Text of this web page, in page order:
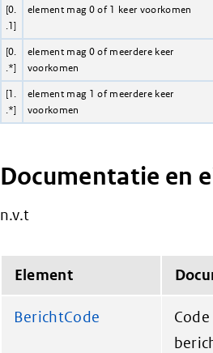
[0.
.1]
element mag 0 of 1 keer voorkomen
[0.
.*]
element mag 0 of meerdere keer
voorkomen
[1.
.*]
element mag 1 of meerdere keer
voorkomen
Documentatie en
n.v.t
Element
BerichtCode